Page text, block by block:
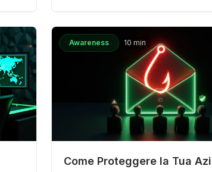
Awareness 10 min
Come Proteggere la Tua